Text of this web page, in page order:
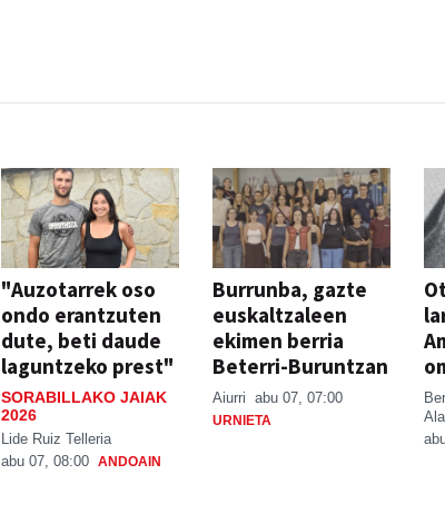
"Auzotarrek oso
ondo erantzuten
dute, beti daude
laguntzeko prest"
SORABILLAKO JAIAK
2026
Lide Ruiz Telleria
abu 07, 08:00 ANDOAIN
Burrunba, gazte
euskaltzaleen
ekimen berria
Beterri-Buruntzan
Aiurri abu 07, 07:00
URNIETA